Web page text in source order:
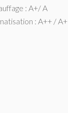
: A+/ A
: A++ / A+